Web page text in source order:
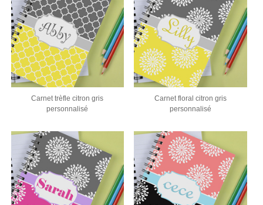
Carnet trèfle citron gris
personnalisé
Carnet floral citron gris
personnalisé